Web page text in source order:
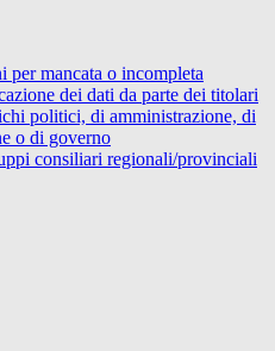
per mancata o incompleta
dei dati da parte dei titolari
politici, di amministrazione, di
o di governo
consiliari regionali/provinciali